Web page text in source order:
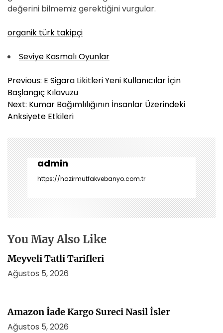
değerini bilmemiz gerektiğini vurgular.
organik türk takipçi
Seviye Kasmalı Oyunlar
Y
a
z
ı
e
z
i
n
m
e
s
Previous: E Sigara Likitleri Yeni Kullanıcılar İçin
Başlangıç Kılavuzu
Next: Kumar Bağımlılığının İnsanlar Üzerindeki
Anksiyete Etkileri
admin
https://hazirmutfakvebanyo.com.tr
You May Also Like
Meyveli Tatli Tarifleri
Ağustos 5, 2026
Amazon İade Kargo Sureci Nasil İsler
Ağustos 5, 2026